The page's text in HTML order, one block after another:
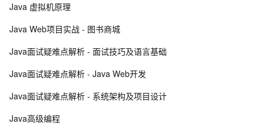
8 方块人 Java并发——volatile关键字
息  --java1.8Group by    ---map迭代  --  设置单元格高度
10Eclipse+Jboss报java.lang.OutOfMemoryError：
Java 虚拟机原理
Java Web项目实战 - 图书商城
Java面试疑难点解析 - 面试技巧及语言基础
Java面试疑难点解析 - Java Web开发
Java面试疑难点解析 - 系统架构及项目设计
Java高级编程